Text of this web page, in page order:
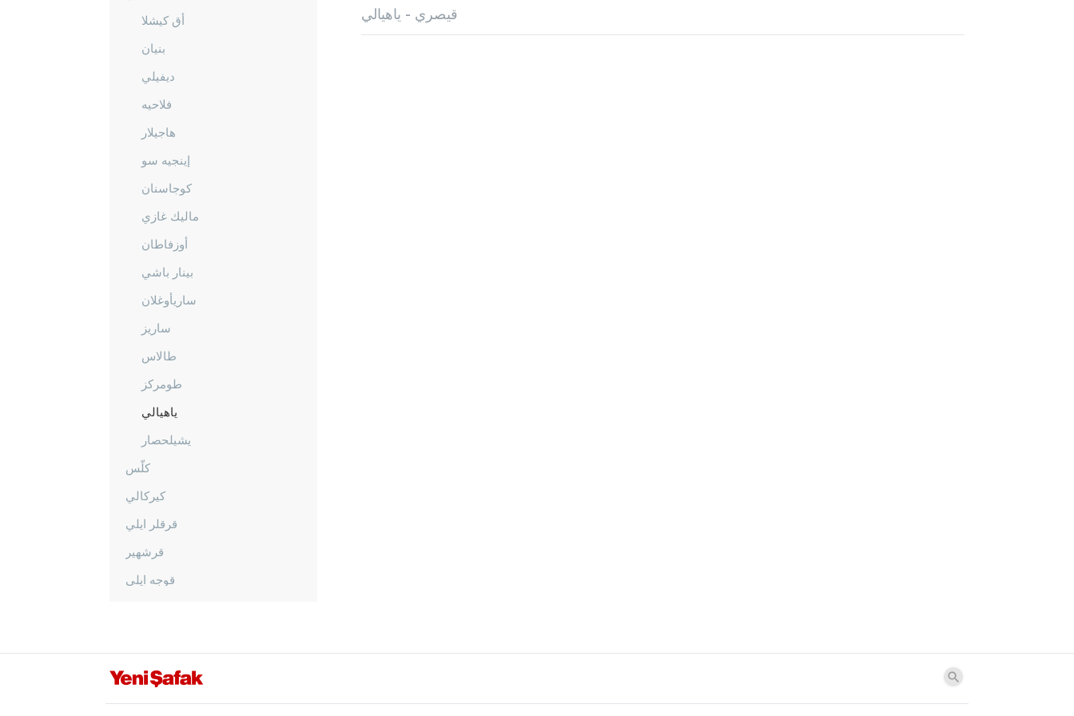
أق كيشلا
بنيان
ديفيلي
فلاحيه
هاجيلار
إينجيه سو
كوجاسنان
ماليك غازي
أوزفاطان
بينار باشي
ساريأوغلان
ساريز
طالاس
طومركز
ياهيالي
يشيلحصار
كلّس
كيركالي
قرقلر ايلي
قرشهير
قوجه ايلي
مانيسا
قيصري - ياهيالي